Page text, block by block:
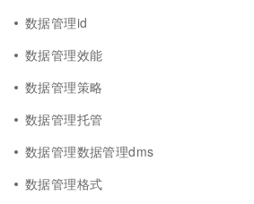
数据管理id
数据管理效能
数据管理策略
数据管理托管
数据管理数据管理dms
数据管理格式